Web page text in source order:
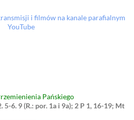
i filmów na kanale parafialnym
YouTube
Pańskiego
5-6. 9 (R.: por. 1a i 9a); 2 P 1, 16-19; Mt